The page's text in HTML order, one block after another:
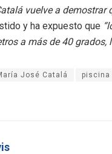
vuelve a
y ha expuesto que
a más de 40 grados,
José Catalá piscina